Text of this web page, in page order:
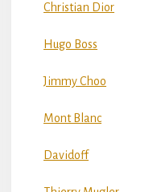
Christian Dior
Hugo Boss
Jimmy Choo
Mont Blanc
Davidoff